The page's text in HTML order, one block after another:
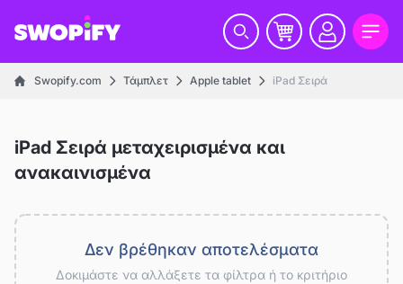
Swopify.com Τάμπλετ Apple tablet iPad Σειρά
iPad Σειρά μεταχειρισμένα και
ανακαινισμένα
Δεν βρέθηκαν αποτελέσματα
Δοκιμάστε να αλλάξετε τα φίλτρα ή το κριτήριο